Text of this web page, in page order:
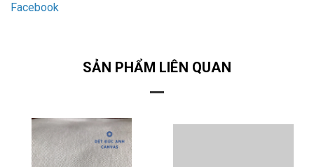
Facebook
SẢN PHẨM LIÊN QUAN